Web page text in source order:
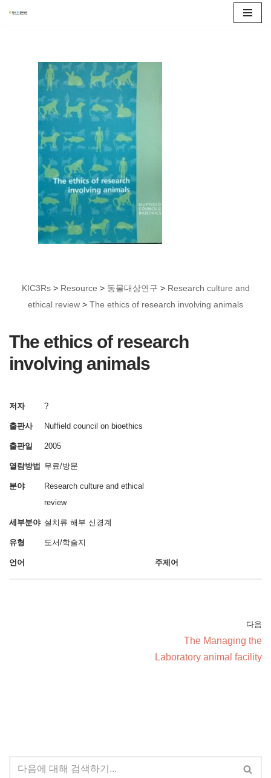
KIC3Rs> Resource > 동물대상연구 > Research culture and
ethical review > The ethics of research involving animals
The ethics of research
involving animals
저자 ?
출판사 Nuffield council on bioethics
출판일 2005
열람방법 무료/방문
분야
Research culture and ethical
review
세부분야 설치류 해부 신경계
유형 도서/학술지
언어 주제어
다음
The Managing the
Laboratory animal facility